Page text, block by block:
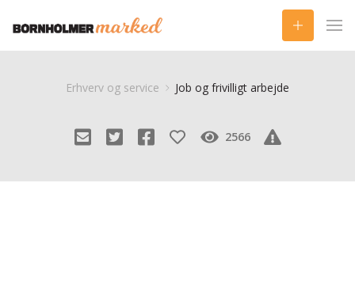
Erhverv og service Job og frivilligt arbejde
2566